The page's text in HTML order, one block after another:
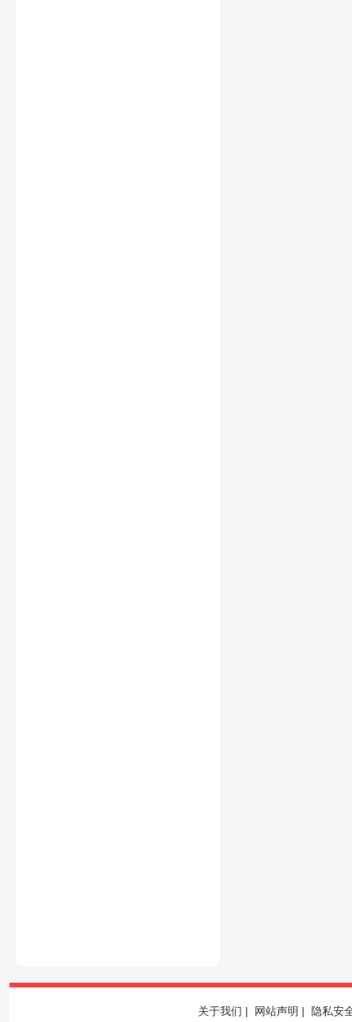
关于我们 | 网站声明 | 隐私安